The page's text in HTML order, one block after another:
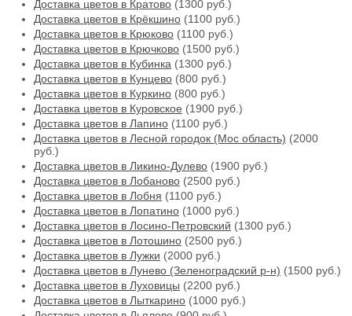
Доставка цветов в Кратово (1300 руб.)
Доставка цветов в Крёкшино (1100 руб.)
Доставка цветов в Крюково (1100 руб.)
Доставка цветов в Крючково (1500 руб.)
Доставка цветов в Кубинка (1300 руб.)
Доставка цветов в Кунцево (800 руб.)
Доставка цветов в Куркино (800 руб.)
Доставка цветов в Куровское (1900 руб.)
Доставка цветов в Лапино (1100 руб.)
Доставка цветов в Лесной городок (Мос область) (2000
руб.)
Доставка цветов в Ликино-Дулево (1900 руб.)
Доставка цветов в Лобаново (2500 руб.)
Доставка цветов в Лобня (1100 руб.)
Доставка цветов в Лопатино (1000 руб.)
Доставка цветов в Лосино-Петровский (1300 руб.)
Доставка цветов в Лотошино (2500 руб.)
Доставка цветов в Лужки (2000 руб.)
Доставка цветов в Лунево (Зеленоградский р-н) (1500 руб.)
Доставка цветов в Луховицы (2200 руб.)
Доставка цветов в Лыткарино (1000 руб.)